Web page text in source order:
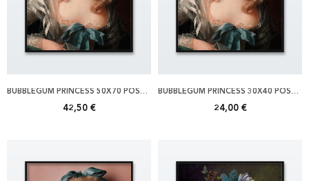
BUBBLEGUM PRINCESS 50X70 POSTER
42,50 €
BUBBLEGUM PRINCESS 30X40 POSTER
24,00 €